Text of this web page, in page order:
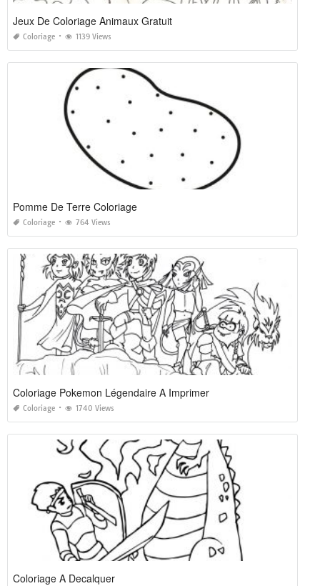
Jeux De Coloriage Animaux Gratuit
Coloriage 1139 Views
Pomme De Terre Coloriage
Coloriage 764 Views
Coloriage Pokemon Légendaire A Imprimer
Coloriage 1740 Views
Coloriage A Decalquer